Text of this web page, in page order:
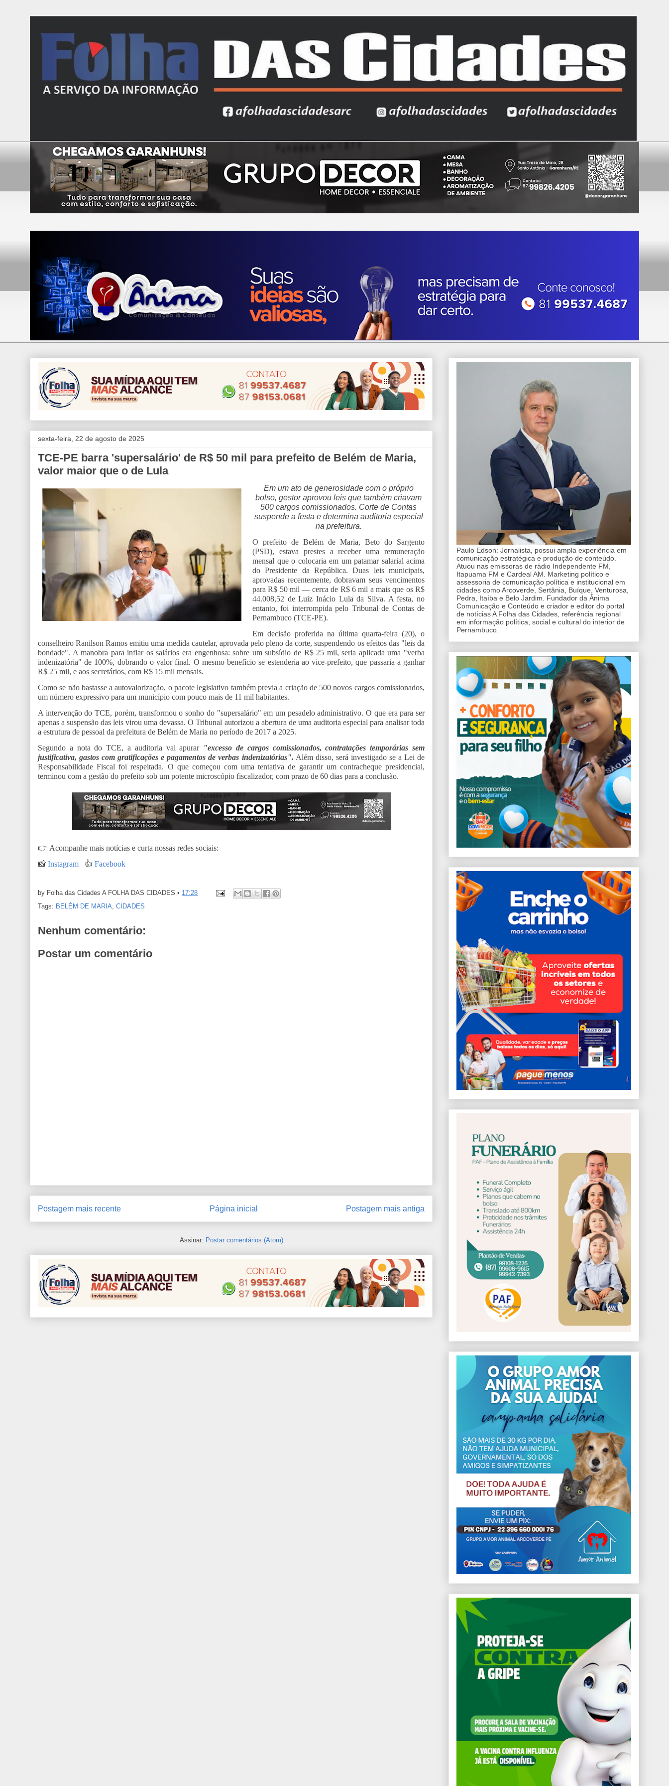
sexta-feira, 22 de agosto de 2025
TCE-PE barra 'supersalário' de R$ 50 mil para prefeito de Belém de Maria,
valor maior que o de Lula
Em um ato de generosidade com o próprio
bolso, gestor aprovou leis que também criavam
500 cargos comissionados. Corte de Contas
suspende a festa e determina auditoria especial
na prefeitura.
O prefeito de Belém de Maria, Beto do Sargento
(PSD), estava prestes a receber uma remuneração
mensal que o colocaria em um patamar salarial acima
do Presidente da República. Duas leis municipais,
aprovadas recentemente, dobravam seus vencimentos
para R$ 50 mil — cerca de R$ 6 mil a mais que os R$
44.008,52 de Luiz Inácio Lula da Silva. A festa, no
entanto, foi interrompida pelo Tribunal de Contas de
Pernambuco (TCE-PE).
Em decisão proferida na última quarta-feira (20), o
conselheiro Ranilson Ramos emitiu uma medida cautelar, aprovada pelo pleno da corte, suspendendo os efeitos das "leis da
bondade". A manobra para inflar os salários era engenhosa: sobre um subsídio de R$ 25 mil, seria aplicada uma "verba
indenizatória" de 100%, dobrando o valor final. O mesmo benefício se estenderia ao vice-prefeito, que passaria a ganhar
R$ 25 mil, e aos secretários, com R$ 15 mil mensais.
Como se não bastasse a autovalorização, o pacote legislativo também previa a criação de 500 novos cargos comissionados,
um número expressivo para um município com pouco mais de 11 mil habitantes.
A intervenção do TCE, porém, transformou o sonho do "supersalário" em um pesadelo administrativo. O que era para ser
apenas a suspensão das leis virou uma devassa. O Tribunal autorizou a abertura de uma auditoria especial para analisar toda
a estrutura de pessoal da prefeitura de Belém de Maria no período de 2017 a 2025.
Segundo a nota do TCE, a auditoria vai apurar "excesso de cargos comissionados, contratações temporárias sem
justificativa, gastos com gratificações e pagamentos de verbas indenizatórias". Além disso, será investigado se a Lei de
Responsabilidade Fiscal foi respeitada. O que começou com uma tentativa de garantir um contracheque presidencial,
terminou com a gestão do prefeito sob um potente microscópio fiscalizador, com prazo de 60 dias para a conclusão.
👉 Acompanhe mais notícias e curta nossas redes sociais:
📸 Instagram 👍 Facebook
by Folha das Cidades A FOLHA DAS CIDADES • 17:28
Tags: BELÉM DE MARIA, CIDADES
Nenhum comentário:
Postar um comentário
Postagem mais recente Postagem mais antiga
Página inicial
Assinar: Postar comentários (Atom)
Paulo Edson: Jornalista, possui ampla experiência em
comunicação estratégica e produção de conteúdo.
Atuou nas emissoras de rádio Independente FM,
Itapuama FM e Cardeal AM. Marketing político e
assessoria de comunicação política e institucional em
cidades como Arcoverde, Sertânia, Buíque, Venturosa,
Pedra, Itaíba e Belo Jardim. Fundador da Ânima
Comunicação e Conteúdo e criador e editor do portal
de notícias A Folha das Cidades, referência regional
em informação política, social e cultural do interior de
Pernambuco.